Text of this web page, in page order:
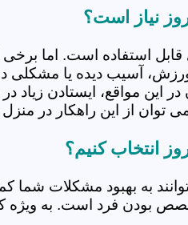
نیاز است؟
استفاده است. اما
آسیب دیده یا
در این مواقع، ایستادن
از این راهکار در
انتخاب کنیم؟
به بهبود مشکلات
بودن فرد است. به